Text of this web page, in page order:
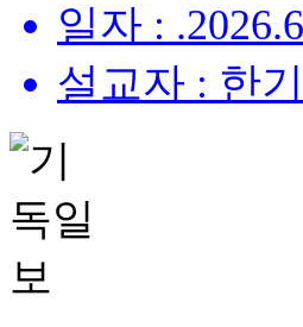
일자 :
설교자 : 한